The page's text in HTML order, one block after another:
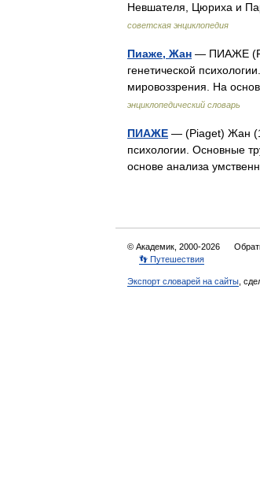
Невшателя, Цюриха и
советская энциклопедия
Пиаже, Жан — ПИАЖЕ
генетической
мировоззрения. На
энциклопедический словарь
ПИАЖЕ — (Piaget) Жан
психологии. Основные
основе анализа
© Академик, 2000-2026
👣 Путешествия
Экспорт словарей на сайты ,